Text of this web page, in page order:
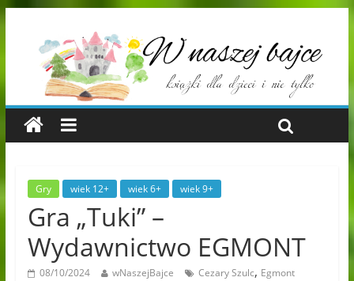
Gry wiek 12+ wiek 6+ wiek 9+
Gra „Tuki” –
Wydawnictwo EGMONT
08/10/2024 wNaszejBajce Cezary Szulc, Egmont